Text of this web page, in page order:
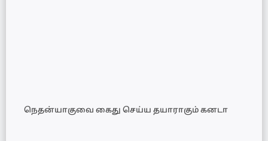
நெதன்யாகுவை கைது செய்ய தயாராகும் கனடா